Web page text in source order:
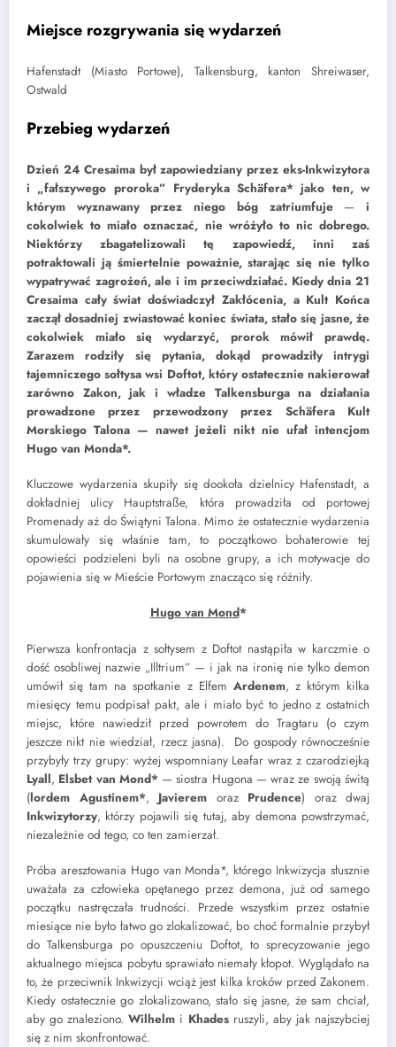
Miejsce rozgrywania się wydarzeń
Hafenstadt (Miasto Portowe), Talkensburg, kanton Shreiwaser,
Ostwald
Przebieg wydarzeń
Dzień 24 Cresaima był zapowiedziany przez eks-Inkwizytora
i „fałszywego proroka” Fryderyka Schäfera* jako ten, w
którym wyznawany przez niego bóg zatriumfuje —i
cokolwiek to miało oznaczać, nie wróżyło to nic dobrego.
Niektórzy zbagatelizowali tę zapowiedź, inni zaś
potraktowali ją śmiertelnie poważnie, starając się nie tylko
wypatrywać zagrożeń, ale i im przeciwdziałać. Kiedy dnia 21
Cresaima cały świat doświadczył Zakłócenia, a Kult Końca
zaczął dosadniej zwiastować koniec świata, stało się jasne, że
cokolwiek miało się wydarzyć, prorok mówił prawdę.
Zarazem rodziły się pytania, dokąd prowadziły intrygi
tajemniczego sołtysa wsi Doftot, który ostatecznie nakierował
zarówno Zakon, jak i władze Talkensburga na działania
prowadzone przez przewodzony przez Schäfera Kult
Morskiego Talona — nawet jeżeli nikt nie ufał intencjom
Hugo van Monda*.
Kluczowe wydarzenia skupiły się dookoła dzielnicy Hafenstadt, a
dokładniej ulicy Hauptstraße, która prowadziła od portowej
Promenady aż do Świątyni Talona. Mimo że ostatecznie wydarzenia
skumulowały się właśnie tam, to początkowo bohaterowie tej
opowieści podzieleni byli na osobne grupy, a ich motywacje do
pojawienia się w Mieście Portowym znacząco się różniły.
Hugo van Mond*
Pierwsza konfrontacja z sołtysem z Doftot nastąpiła w karczmie o
dość osobliwej nazwie „Illtrium” — i jak na ironię nie tylko demon
umówił się tam na spotkanie z Elfem Ardenem, z którym kilka
miesięcy temu podpisał pakt, ale i miało być to jedno z ostatnich
miejsc, które nawiedził przed powrotem do Tragtaru (o czym
jeszcze nikt nie wiedział, rzecz jasna). Do gospody równocześnie
przybyły trzy grupy: wyżej wspomniany Leafar wraz z czarodziejką
Lyall, Elsbet van Mond*— siostra Hugona — wraz ze swoją świtą
(lordem Agustinem*, Javierem oraz Prudence) oraz dwaj
Inkwizytorzy, którzy pojawili się tutaj, aby demona powstrzymać,
niezależnie od tego, co ten zamierzał.
Próba aresztowania Hugo van Monda*, którego Inkwizycja słusznie
uważała za człowieka opętanego przez demona, już od samego
początku nastręczała trudności. Przede wszystkim przez ostatnie
miesiące nie było łatwo go zlokalizować, bo choć formalnie przybył
do Talkensburga po opuszczeniu Doftot, to sprecyzowanie jego
aktualnego miejsca pobytu sprawiało niemały kłopot. Wyglądało na
to, że przeciwnik Inkwizycji wciąż jest kilka kroków przed Zakonem.
Kiedy ostatecznie go zlokalizowano, stało się jasne, że sam chciał,
aby go znaleziono.Wilhelm i Khadesruszyli, aby jak najszybciej
się z nim skonfrontować.